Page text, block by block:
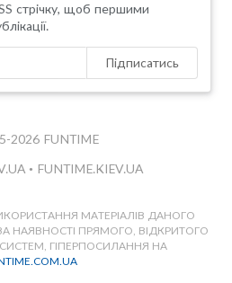
стрічку, щоб першими
Підписатись
2026 FUNTIME
• FUNTIME.KIEV.UA
МАТЕРІАЛІВ ДАНОГО
НАЯВНОСТІ ПРЯМОГО, ВІДКРИТОГО
ГІПЕРПОСИЛАННЯ НА